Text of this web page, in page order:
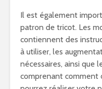
Il est également
patron de tricot. Les
contiennent des
à utiliser, les
nécessaires, ainsi que
comprenant comment